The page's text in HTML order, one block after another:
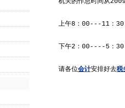
上午8：00---11：30
下午2：00----5：30
请各位会计安排好去税